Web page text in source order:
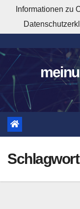
springen
Informationen zu